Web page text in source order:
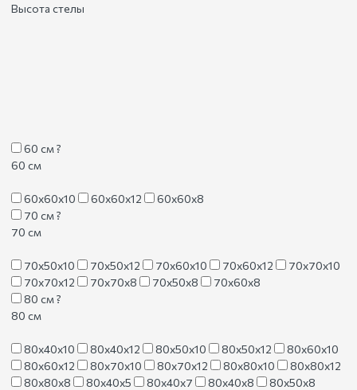
Высота стелы
60 см?
60 см
60х60х10 60х60х12
60х60х8
70 см?
70 см
70х50х10 70х50х12 70х60х10 70х60х12
70х70х10
70х70х12
70х70х8 70х50х8
70х60х8
80 см?
80 см
80х40х10 80х40х12 80х50х10 80х50х12
80х60х10
80х60х12
80х70х10 80х70х12 80х80х10
80х80х12
80х80х8
80х40х5 80х40х7 80х40х8
80х50х8